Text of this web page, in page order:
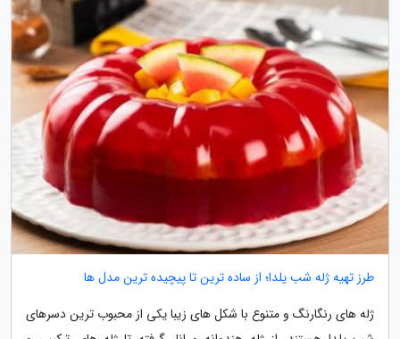
طرز تهیه ژله شب یلدا؛ از ساده ترین تا پیچیده ترین مدل ها
ژله های رنگارنگ و متنوع با شکل های زیبا یکی از محبوب ترین دسرهای